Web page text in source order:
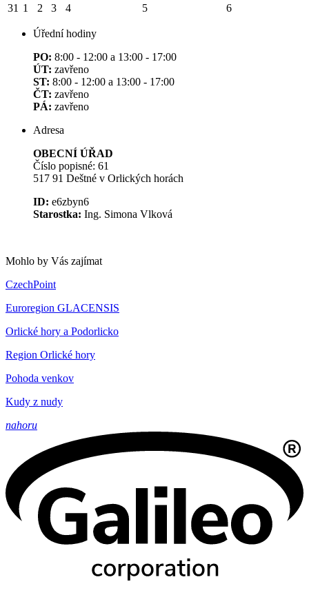
31 1 2 3 4 5 6
Úřední hodiny
PO: 8:00 - 12:00 a 13:00 - 17:00
ÚT: zavřeno
ST: 8:00 - 12:00 a 13:00 - 17:00
ČT: zavřeno
PÁ: zavřeno
Adresa
OBECNÍ ÚŘAD
Číslo popisné: 61
517 91 Deštné v Orlických horách
ID: e6zbyn6
Starostka: Ing. Simona Vlková
Mohlo by Vás zajímat
CzechPoint
Euroregion GLACENSIS
Orlické hory a Podorlicko
Region Orlické hory
Pohoda venkov
Kudy z nudy
nahoru